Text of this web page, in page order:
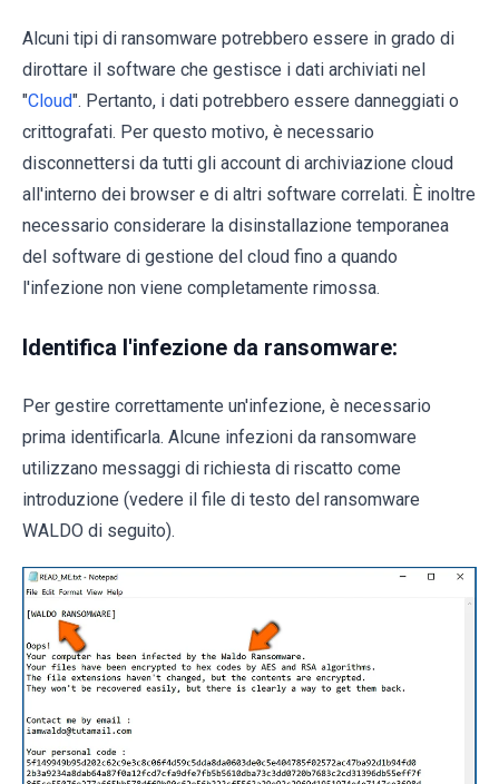
Alcuni tipi di ransomware potrebbero essere in grado di
dirottare il software che gestisce i dati archiviati nel
"Cloud". Pertanto, i dati potrebbero essere danneggiati o
crittografati. Per questo motivo, è necessario
disconnettersi da tutti gli account di archiviazione cloud
all'interno dei browser e di altri software correlati. È inoltre
necessario considerare la disinstallazione temporanea
del software di gestione del cloud fino a quando
l'infezione non viene completamente rimossa.
Identifica l'infezione da ransomware:
Per gestire correttamente un'infezione, è necessario
prima identificarla. Alcune infezioni da ransomware
utilizzano messaggi di richiesta di riscatto come
introduzione (vedere il file di testo del ransomware
WALDO di seguito).